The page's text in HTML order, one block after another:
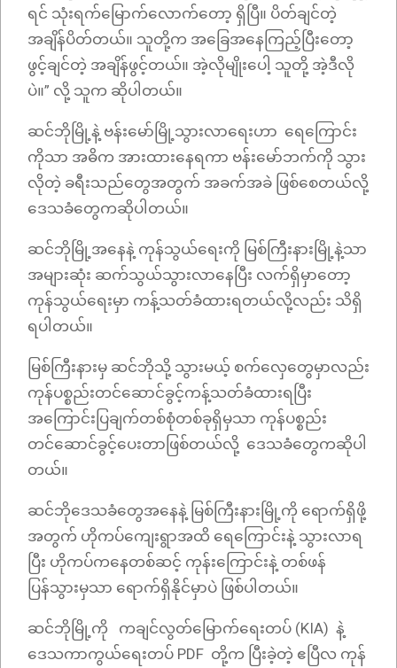
ရင် သုံးရက်မြောက်လောက်တော့ ရှိပြီ။ ပိတ်ချင်တဲ့
အချိန်ပိတ်တယ်။ သူတို့က အခြေအနေကြည့်ပြီးတော့
ဖွင့်ချင်တဲ့ အချိန်ဖွင့်တယ်။ အဲ့လိုမျိုးပေါ့ သူတို့ အဲ့ဒီလို
ပဲ။” လို့ သူက ဆိုပါတယ်။
ဆင်ဘိုမြို့နဲ့ ဗန်းမော်မြို့သွားလာရေးဟာ ရေကြောင်း
ကိုသာ အဓိက အားထားနေရကာ ဗန်းမော်ဘက်ကို သွား
လိုတဲ့ ခရီးသည်တွေအတွက် အခက်အခဲ ဖြစ်စေတယ်လို့
ဒေသခံတွေကဆိုပါတယ်။
ဆင်ဘိုမြို့အနေနဲ့ ကုန်သွယ်ရေးကို မြစ်ကြီးနားမြို့နဲ့သာ
အများဆုံး ဆက်သွယ်သွားလာနေပြီး လက်ရှိမှာတော့
ကုန်သွယ်ရေးမှာ ကန့်သတ်ခံထားရတယ်လို့လည်း သိရှိ
ရပါတယ်။
မြစ်ကြီးနားမှ ဆင်ဘိုသို့ သွားမယ့် စက်လှေတွေမှာလည်း
ကုန်ပစ္စည်းတင်ဆောင်ခွင့်ကန့်သတ်ခံထားရပြီး
အကြောင်းပြချက်တစ်စုံတစ်ခုရှိမှသာ ကုန်ပစ္စည်း
တင်ဆောင်ခွင့်ပေးတာဖြစ်တယ်လို့ ဒေသခံတွေကဆိုပါ
တယ်။
ဆင်ဘိုဒေသခံတွေအနေနဲ့ မြစ်ကြီးနားမြို့ကို ရောက်ရှိဖို့
အတွက် ဟိုကပ်ကျေးရွာအထိ ရေကြောင်းနဲ့ သွားလာရ
ပြီး ဟိုကပ်ကနေတစ်ဆင့် ကုန်းကြောင်းနဲ့ တစ်ဖန်
ပြန်သွားမှသာ ရောက်ရှိနိုင်မှာပဲ ဖြစ်ပါတယ်။
ဆင်ဘိုမြို့ကို ကချင်လွတ်မြောက်ရေးတပ် (KIA) နဲ့
ဒေသကာကွယ်ရေးတပ် PDF တို့က ပြီးခဲ့တဲ့ ဧပြီလ ကုန်